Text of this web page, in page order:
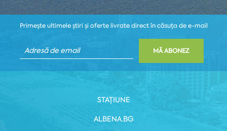
Primește ultimele știri și oferte livrate direct în căsuța de e-mail
MĂ ABONEZ
STAȚIUNE
ALBENA.BG